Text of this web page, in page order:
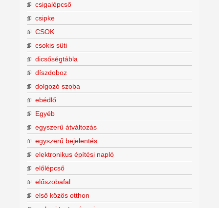
csigalépcső
csipke
CSOK
csokis süti
dicsőségtábla
díszdoboz
dolgozó szoba
ebédlő
Egyéb
egyszerű átváltozás
egyszerű bejelentés
elektronikus építési napló
előlépcső
előszobafal
első közös otthon